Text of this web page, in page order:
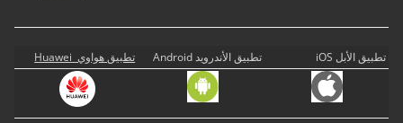
تطبيق الأبل iOS تطبيق الأندرويد Android تطبيق هواوي Huawei